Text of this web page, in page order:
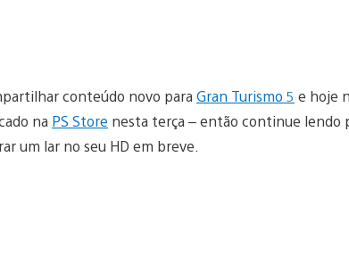
conteúdo novo para Gran Turismo 5 e hoje
na PS Store nesta terça – então continue lendo
um lar no seu HD em breve.